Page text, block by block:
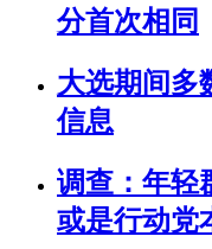
分首次相同
大选期间多
信息
调查：年轻
或是行动党